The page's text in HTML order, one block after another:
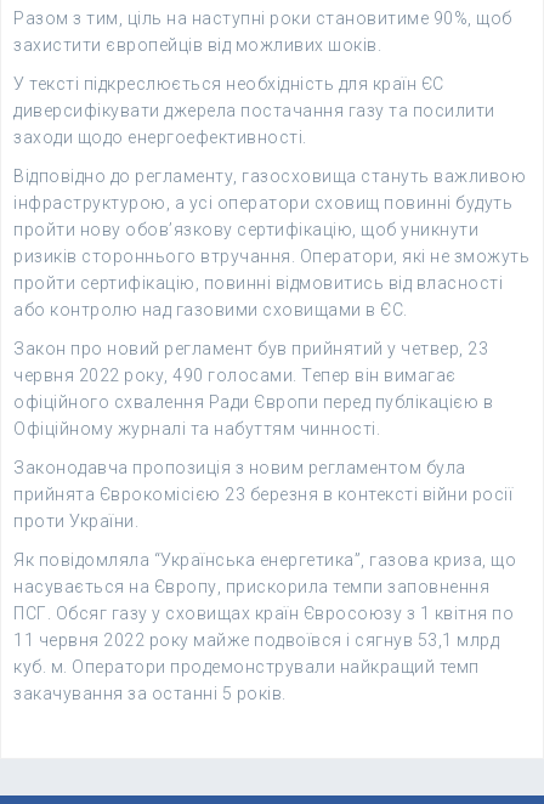
Разом з тим, ціль на наступні роки становитиме 90%, щоб
захистити європейців від можливих шоків.
У тексті підкреслюється необхідність для країн ЄС
диверсифікувати джерела постачання газу та посилити
заходи щодо енергоефективності.
Відповідно до регламенту, газосховища стануть важливою
інфраструктурою, а усі оператори сховищ повинні будуть
пройти нову обов’язкову сертифікацію, щоб уникнути
ризиків стороннього втручання. Оператори, які не зможуть
пройти сертифікацію, повинні відмовитись від власності
або контролю над газовими сховищами в ЄС.
Закон про новий регламент був прийнятий у четвер, 23
червня 2022 року, 490 голосами. Тепер він вимагає
офіційного схвалення Ради Європи перед публікацією в
Офіційному журналі та набуттям чинності.
Законодавча пропозиція з новим регламентом була
прийнята Єврокомісією 23 березня в контексті війни росії
проти України.
Як повідомляла “Українська енергетика”, газова криза, що
насувається на Європу, прискорила темпи заповнення
ПСГ. Обсяг газу у сховищах країн Євросоюзу з 1 квітня по
11 червня 2022 року майже подвоївся і сягнув 53,1 млрд
куб. м. Оператори продемонстрували найкращий темп
закачування за останні 5 років.